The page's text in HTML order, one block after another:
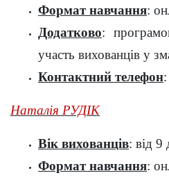
Формат навчання:
Додатково:
участь вихованців у
Контактний телефон
Наталія РУДІК
Вік вихованців: від 9
Формат навчання: